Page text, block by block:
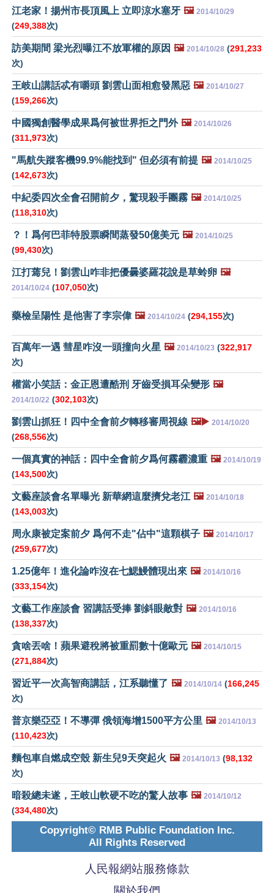
江老家！揚州市長頂風上 立即涼水塞牙 🖼️ 2014/10/29
(249,388次)
訪美期間 梁光烈曝江不放軍權的原因 🖼️ 2014/10/28 (291,233
次)
王岐山講話忒有嚼頭 劉雲山面相愈發黑惡 🖼️ 2014/10/27
(159,266次)
中國獨創醫學成果爲何被世界拒之門外 🖼️ 2014/10/26
(311,973次)
"馬航失蹤客機99.9%能找到" 但必須有前提 🖼️ 2014/10/25
(142,673次)
中紀委四次全會召開前夕，驚現殺手團霧 🖼️ 2014/10/25
(118,310次)
？！爲何巴菲特股票瞬間蒸發50億美元 🖼️ 2014/10/25
(99,430次)
江打蔫兒！劉雲山咋非把優曇婆羅花說是草蛉卵 🖼️
2014/10/24 (107,050次)
藥檢呈陽性 是他害了李宗偉 🖼️ 2014/10/24 (294,155次)
百萬年一遇 彗星咋沒一頭撞向火星 🖼️ 2014/10/23 (322,917
次)
權當小笑話：金正恩遭酷刑 牙齒受損耳朵變形 🖼️
2014/10/22 (302,103次)
劉雲山抓狂！四中全會前夕轉移審周視線 🖼️▶️ 2014/10/20
(268,556次)
一個真實的神話：四中全會前夕爲何霧霾濃重 🖼️ 2014/10/19
(143,500次)
文藝座談會名單曝光 新華網這麼擠兌老江 🖼️ 2014/10/18
(143,003次)
周永康被定案前夕 爲何不走"佔中"這顆棋子 🖼️ 2014/10/17
(259,677次)
1.25億年！進化論咋沒在七鰓鰻體現出來 🖼️ 2014/10/16
(333,154次)
文藝工作座談會 習講話受捧 劉斜眼敵對 🖼️ 2014/10/16
(138,337次)
貪啥丟啥！蘋果避稅將被重罰數十億歐元 🖼️ 2014/10/15
(271,884次)
習近平一次高智商講話，江系聽懂了 🖼️ 2014/10/14 (166,245
次)
普京樂亞亞！不導彈 俄領海增1500平方公里 🖼️ 2014/10/13
(110,423次)
麵包車自燃成空殼 新生兒9天突起火 🖼️ 2014/10/13 (98,132
次)
暗殺總未遂，王岐山軟硬不吃的驚人故事 🖼️ 2014/10/12
(334,480次)
Copyright© RMB Public Foundation Inc.
All Rights Reserved
人民報網站服務條款